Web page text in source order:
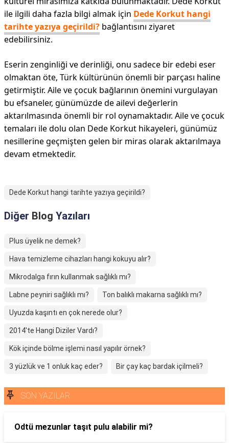
ile ilgili daha fazla bilgi almak için Dede Korkut hangi
tarihte yazıya geçirildi? bağlantısını ziyaret
edebilirsiniz.
Eserin zenginliği ve derinliği, onu sadece bir edebi eser
olmaktan öte, Türk kültürünün önemli bir parçası haline
getirmiştir. Aile ve çocuk bağlarının önemini vurgulayan
bu efsaneler, günümüzde de ailevi değerlerin
aktarılmasında önemli bir rol oynamaktadır. Aile ve çocuk
temaları ile dolu olan Dede Korkut hikayeleri, günümüz
nesillerine geçmişten gelen bir miras olarak aktarılmaya
devam etmektedir.
Dede Korkut hangi tarihte yazıya geçirildi?
Diğer Blog Yazıları
Plus üyelik ne demek?
Hava temizleme cihazları hangi kokuyu alır?
Mikrodalga fırın kullanmak sağlıklı mı?
Labne peyniri sağlıklı mı? Ton balıklı makarna sağlıklı mı?
Uyuzda kaşıntı en çok nerede olur?
2014'te Hangi Diziler Vardı?
Kök içinde bölme işlemi nasıl yapılır örnek?
3 yüzlük ve 1 onluk kaç eder? Bir çay kaç bardak içilmeli?
SON YAZILAR
Odtü mezunlar taşıt pulu alabilir mi?